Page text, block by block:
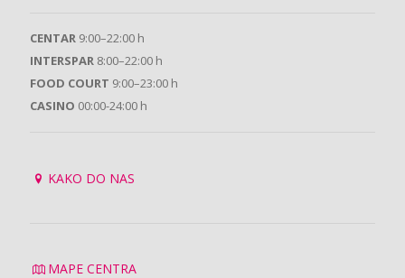
CENTAR 9:00–22:00 h
INTERSPAR 8:00–22:00 h
FOOD COURT 9:00–23:00 h
CASINO 00:00-24:00 h
KAKO DO NAS
MAPE CENTRA